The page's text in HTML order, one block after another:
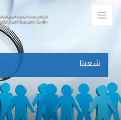
شعبنا